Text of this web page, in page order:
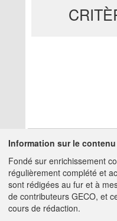
Aucun résultat
A PROPOS DE
Information sur le contenu
Fondé sur enrichissement
régulièrement complété et
sont rédigées au fur et à
de contributeurs GECO, et
cours de rédaction.